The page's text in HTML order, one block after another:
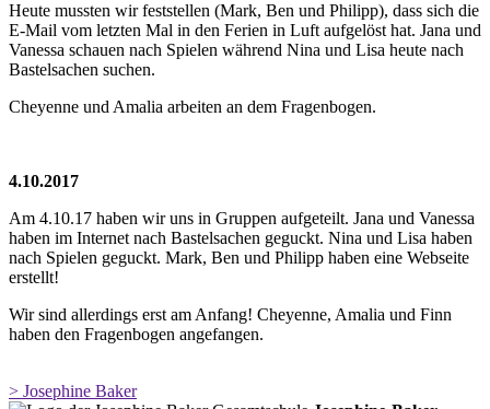
Heute mussten wir feststellen (Mark, Ben und Philipp), dass sich die
E-Mail vom letzten Mal in den Ferien in Luft aufgelöst hat. Jana und
Vanessa schauen nach Spielen während Nina und Lisa heute nach
Bastelsachen suchen.
Cheyenne und Amalia arbeiten an dem Fragenbogen.
4.10.2017
Am 4.10.17 haben wir uns in Gruppen aufgeteilt. Jana und Vanessa
haben im Internet nach Bastelsachen geguckt. Nina und Lisa haben
nach Spielen geguckt. Mark, Ben und Philipp haben eine Webseite
erstellt!
Wir sind allerdings erst am Anfang! Cheyenne, Amalia und Finn
haben den Fragenbogen angefangen.
> Josephine Baker